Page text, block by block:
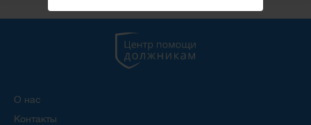
О нас
Контакты